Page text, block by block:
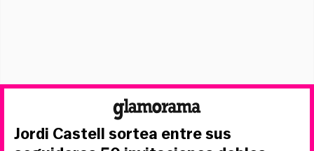
Jordi Castell sortea entre sus